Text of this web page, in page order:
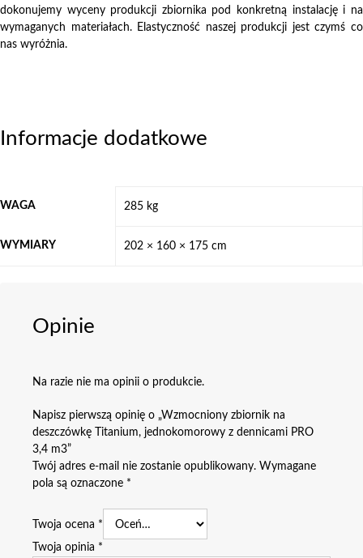
dokonujemy wyceny produkcji zbiornika pod konkretną instalację i na
wymaganych materiałach. Elastyczność naszej produkcji jest czymś co
nas wyróżnia.
Informacje dodatkowe
WAGA 285 kg
WYMIARY 202 × 160 × 175 cm
Opinie
Na razie nie ma opinii o produkcie.
Napisz pierwszą opinię o „Wzmocniony zbiornik na
deszczówkę Titanium, jednokomorowy z dennicami PRO
3,4 m3”
Twój adres e-mail nie zostanie opublikowany. Wymagane
pola są oznaczone *
Twoja ocena *
Twoja opinia *